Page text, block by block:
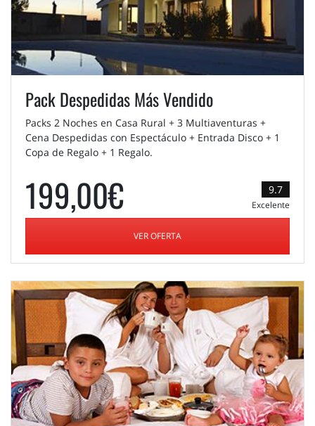
Pack Despedidas Más Vendido
Packs 2 Noches en Casa Rural + 3 Multiaventuras +
Cena Despedidas con Espectáculo + Entrada Disco + 1
Copa de Regalo + 1 Regalo.
199,00€ 9.7
Excelente
VER OFERTA